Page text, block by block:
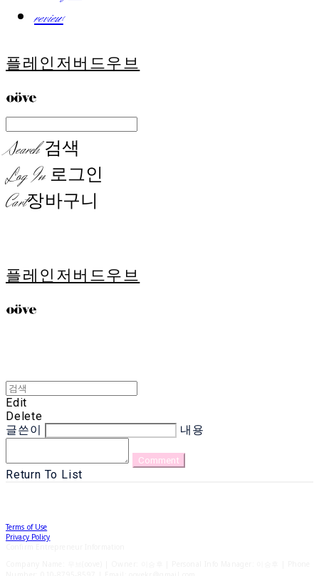
review
플레인저버드우브
Search검색
Log In 로그인
Cart장바구니
플레인저버드우브
Edit
Delete
글쓴이
내용
Comment
Return To List
Terms of Use
Privacy Policy